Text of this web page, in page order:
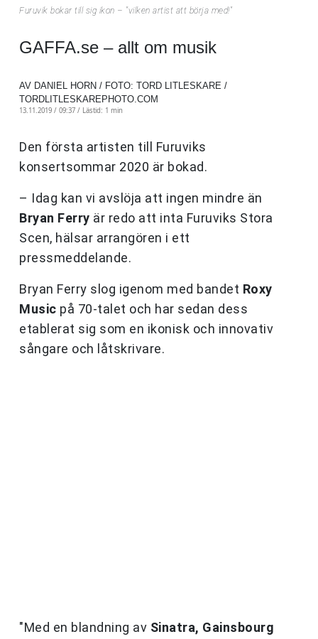
Furuvik bokar till sig ikon – "vilken artist att börja med!"
GAFFA.se – allt om musik
AV DANIEL HORN / FOTO: TORD LITLESKARE /
TORDLITLESKAREPHOTO.COM
13.11.2019 / 09:37 / Lästid: 1 min
Den första artisten till Furuviks
konsertsommar 2020 är bokad.
– Idag kan vi avslöja att ingen mindre än
Bryan Ferry är redo att inta Furuviks Stora
Scen, hälsar arrangören i ett
pressmeddelande.
Bryan Ferry slog igenom med bandet Roxy
Music på 70-talet och har sedan dess
etablerat sig som en ikonisk och innovativ
sångare och låtskrivare.
"Med en blandning av Sinatra, Gainsbourg